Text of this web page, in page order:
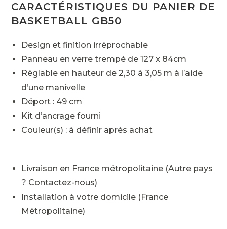
CARACTÉRISTIQUES DU PANIER DE
BASKETBALL GB50
Design et finition irréprochable
Panneau en verre trempé de 127 x 84cm
Réglable en hauteur de 2,30 à 3,05 m à l’aide
d’une manivelle
Déport : 49 cm
Kit d’ancrage fourni
Couleur(s) : à définir après achat
Livraison en France métropolitaine (Autre pays
? Contactez-nous)
Installation à votre domicile (France
Métropolitaine)